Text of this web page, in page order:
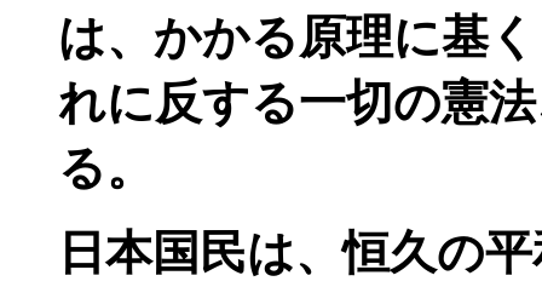
は、かかる原理に基
れに反する一切の憲
る。
日本国民は、恒久の